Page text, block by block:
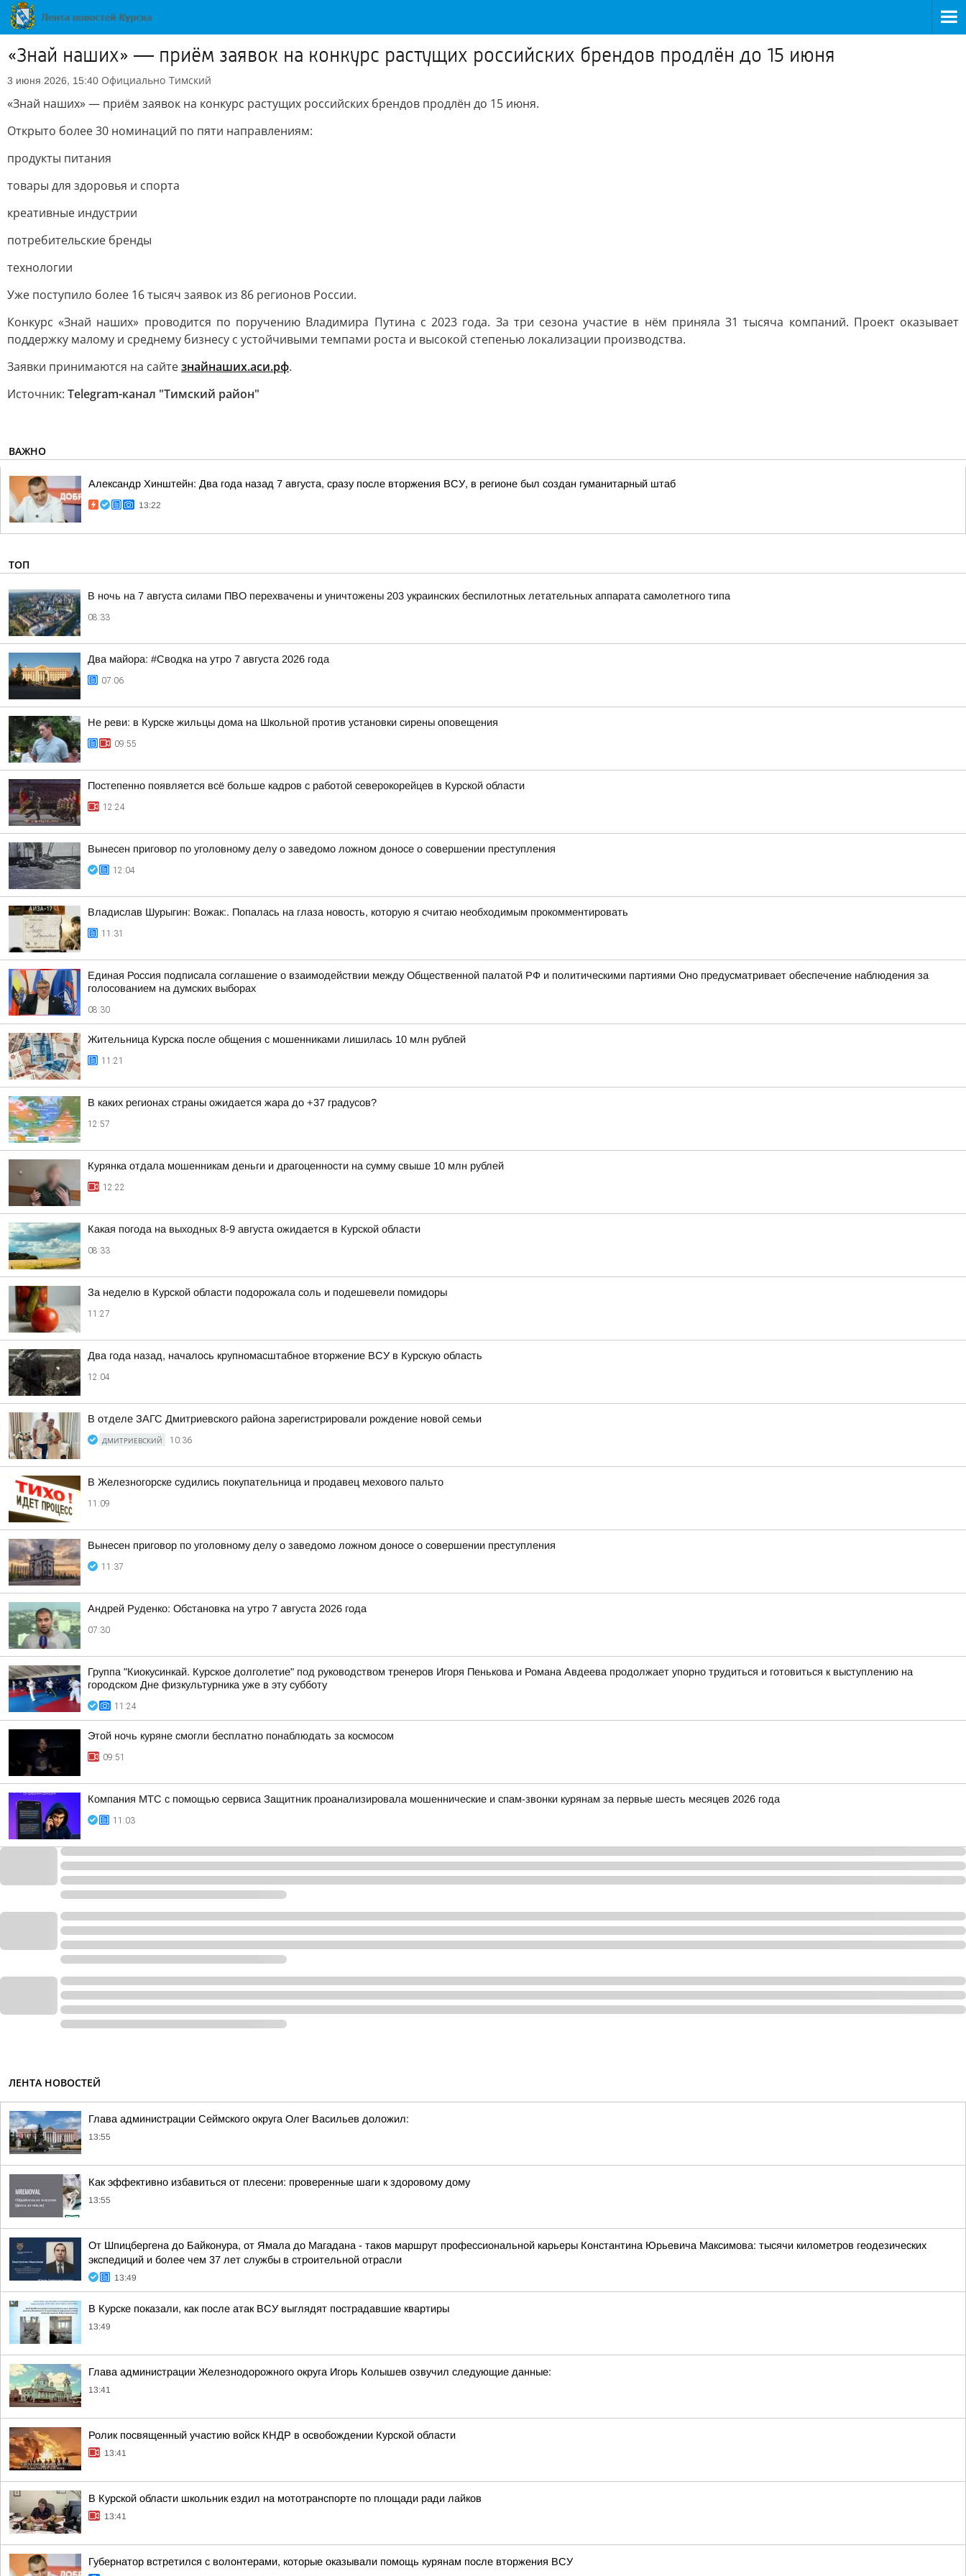
«Знай наших» — приём заявок на конкурс растущих российских брендов продлён до 15 июня
3 июня 2026, 15:40 Официально Тимский
«Знай наших» — приём заявок на конкурс растущих российских брендов продлён до 15 июня.
Открыто более 30 номинаций по пяти направлениям:
продукты питания
товары для здоровья и спорта
креативные индустрии
потребительские бренды
технологии
Уже поступило более 16 тысяч заявок из 86 регионов России.
Конкурс «Знай наших» проводится по поручению Владимира Путина с 2023 года. За три сезона участие в нём приняла 31 тысяча компаний. Проект оказывает
поддержку малому и среднему бизнесу с устойчивыми темпами роста и высокой степенью локализации производства.
Заявки принимаются на сайтезнайнаших.аси.рф.
Источник: Telegram-канал "Тимский район"
ВАЖНО
Александр Хинштейн: Два года назад 7 августа, сразу после вторжения ВСУ, в регионе был создан гуманитарный штаб
13:22
ТОП
В ночь на 7 августа силами ПВО перехвачены и уничтожены 203 украинских беспилотных летательных аппарата самолетного типа
08:33
Два майора: #Сводка на утро 7 августа 2026 года
07:06
Не реви: в Курске жильцы дома на Школьной против установки сирены оповещения
09:55
Постепенно появляется всё больше кадров с работой северокорейцев в Курской области
12:24
Вынесен приговор по уголовному делу о заведомо ложном доносе о совершении преступления
12:04
Владислав Шурыгин: Вожак:. Попалась на глаза новость, которую я считаю необходимым прокомментировать
11:31
Единая Россия подписала соглашение о взаимодействии между Общественной палатой РФ и политическими партиями Оно предусматривает обеспечение наблюдения за
голосованием на думских выборах
08:30
Жительница Курска после общения с мошенниками лишилась 10 млн рублей
11:21
В каких регионах страны ожидается жара до +37 градусов?
12:57
Курянка отдала мошенникам деньги и драгоценности на сумму свыше 10 млн рублей
12:22
Какая погода на выходных 8-9 августа ожидается в Курской области
08:33
За неделю в Курской области подорожала соль и подешевели помидоры
11:27
Два года назад, началось крупномасштабное вторжение ВСУ в Курскую область
12:04
В отделе ЗАГС Дмитриевского района зарегистрировали рождение новой семьи
ДМИТРИЕВСКИЙ 10:36
В Железногорске судились покупательница и продавец мехового пальто
11:09
Вынесен приговор по уголовному делу о заведомо ложном доносе о совершении преступления
11:37
Андрей Руденко: Обстановка на утро 7 августа 2026 года
07:30
Группа "Киокусинкай. Курское долголетие" под руководством тренеров Игоря Пенькова и Романа Авдеева продолжает упорно трудиться и готовиться к выступлению на
городском Дне физкультурника уже в эту субботу
11:24
Этой ночь куряне смогли бесплатно понаблюдать за космосом
09:51
Компания МТС с помощью сервиса Защитник проанализировала мошеннические и спам-звонки курянам за первые шесть месяцев 2026 года
11:03
ЛЕНТА НОВОСТЕЙ
Глава администрации Сеймского округа Олег Васильев доложил:
13:55
Как эффективно избавиться от плесени: проверенные шаги к здоровому дому
13:55
От Шпицбергена до Байконура, от Ямала до Магадана - таков маршрут профессиональной карьеры Константина Юрьевича Максимова: тысячи километров геодезических
экспедиций и более чем 37 лет службы в строительной отрасли
13:49
В Курске показали, как после атак ВСУ выглядят пострадавшие квартиры
13:49
Глава администрации Железнодорожного округа Игорь Колышев озвучил следующие данные:
13:41
Ролик посвященный участию войск КНДР в освобождении Курской области
13:41
В Курской области школьник ездил на мототранспорте по площади ради лайков
13:41
Губернатор встретился с волонтерами, которые оказывали помощь курянам после вторжения ВСУ